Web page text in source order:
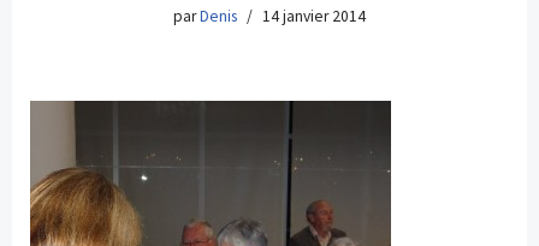
parDenis 14 janvier 2014